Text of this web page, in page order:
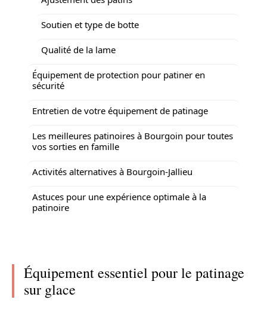
Soutien et type de botte
Qualité de la lame
Équipement de protection pour patiner en
sécurité
Entretien de votre équipement de patinage
Les meilleures patinoires à Bourgoin pour toutes
vos sorties en famille
Activités alternatives à Bourgoin-Jallieu
Astuces pour une expérience optimale à la
patinoire
Équipement essentiel pour le patinage
sur glace